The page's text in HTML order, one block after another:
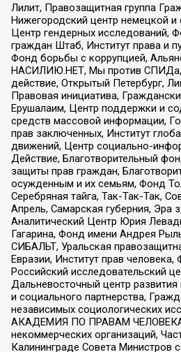
Лилит, Правозащитная группа
Нижегородский центр немецкой и
Центр гендерных исследований,
граждан Штаб, Институт права и
Фонд борьбы с коррупцией,
НАСИЛИЮ.НЕТ, Мы против СПИДа,
действие, Открытый Петербург,
Правовая инициатива,
Ерушалаим, Центр поддержки и
средств массовой информации,
прав заключенных, Институт
движений, Центр социально-
Действие, Благотворительный
защиты прав граждан,
осужденным и их семьям, Фонд
Серебряная тайга, Так-Так-Так,
Апрель, Самарская губерния, Эра
Аналитический Центр Юрия
Гагарина, Фонд имени Андрея
СИБАЛЬТ, Уральская
Евразии, Институт прав
Российский исследовательский
Дальневосточный центр развития
и социального партнерства,
независимых социологических
АКАДЕМИЯ ПО ПРАВАМ ЧЕЛОВЕКА,
некоммерческих организаций,
Калининграде Совета Министров